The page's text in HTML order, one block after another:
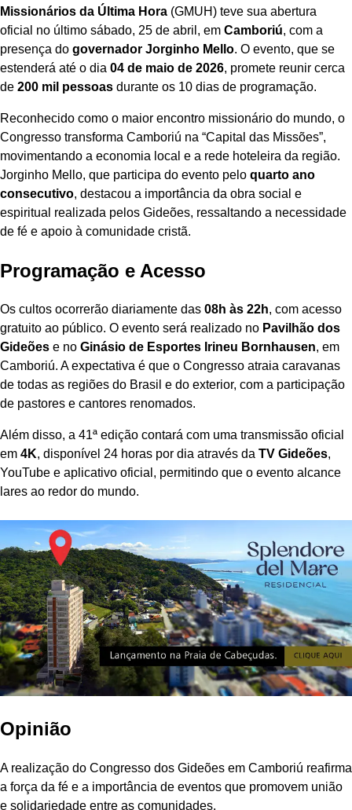
Missionários da Última Hora (GMUH) teve sua abertura
oficial no último sábado, 25 de abril, em Camboriú, com a
presença do governador Jorginho Mello. O evento, que se
estenderá até o dia 04 de maio de 2026, promete reunir cerca
de 200 mil pessoas durante os 10 dias de programação.
Reconhecido como o maior encontro missionário do mundo, o
Congresso transforma Camboriú na “Capital das Missões”,
movimentando a economia local e a rede hoteleira da região.
Jorginho Mello, que participa do evento pelo quarto ano
consecutivo, destacou a importância da obra social e
espiritual realizada pelos Gideões, ressaltando a necessidade
de fé e apoio à comunidade cristã.
Programação e Acesso
Os cultos ocorrerão diariamente das 08h às 22h, com acesso
gratuito ao público. O evento será realizado no Pavilhão dos
Gideões e no Ginásio de Esportes Irineu Bornhausen, em
Camboriú. A expectativa é que o Congresso atraia caravanas
de todas as regiões do Brasil e do exterior, com a participação
de pastores e cantores renomados.
Além disso, a 41ª edição contará com uma transmissão oficial
em 4K, disponível 24 horas por dia através da TV Gideões,
YouTube e aplicativo oficial, permitindo que o evento alcance
lares ao redor do mundo.
Opinião
A realização do Congresso dos Gideões em Camboriú reafirma
a força da fé e a importância de eventos que promovem união
e solidariedade entre as comunidades.